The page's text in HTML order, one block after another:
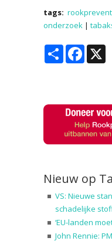
tags:
onderzoek |
Share
Nieuw op
VS: Nieuwe
schadelijke
‘EU-landen
John Rennie: